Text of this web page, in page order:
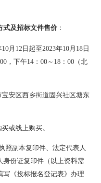
式及招标文件售价 ：
10月 12 日起至2023年10月 18 日
00，下午14：00～18 ：00（北
宝安区西乡街道固兴社区塘东
或线上购买。
照副本复印件、法定代表人
身份证复印件（以上资料需
写《投标报名登记表》办理